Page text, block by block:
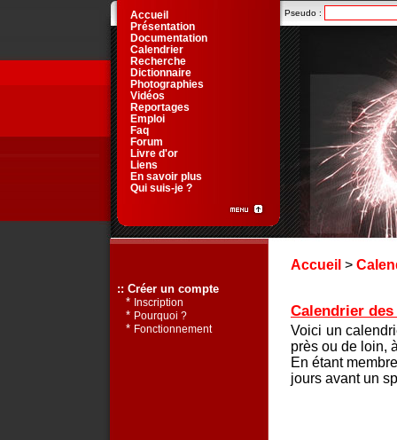
Accueil >
Calendrier
Voici un
près ou de loin,
En étant
jours avant un
Pseudo :
Accueil
Présentation
Documentation
Calendrier
Recherche
Dictionnaire
Photographies
Vidéos
Reportages
Emploi
Faq
Forum
Livre d'or
Liens
En savoir plus
Qui suis-je ?
:: Créer un compte
* Inscription
* Pourquoi ?
* Fonctionnement